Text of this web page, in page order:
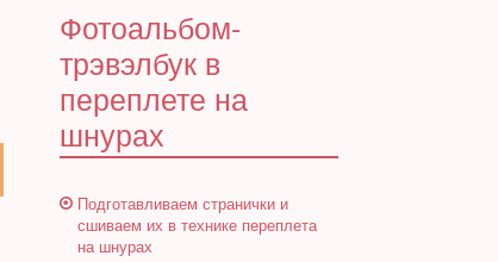
Фотоальбом-
трэвэлбук в
переплете на
шнурах
Подготавливаем странички и
сшиваем их в технике переплета
на шнурах